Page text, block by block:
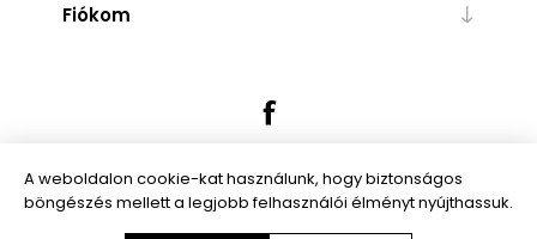
Fiókom
Powered bynopCommerce
A weboldalon cookie-kat használunk, hogy biztonságos
böngészés mellett a legjobb felhasználói élményt nyújthassuk.